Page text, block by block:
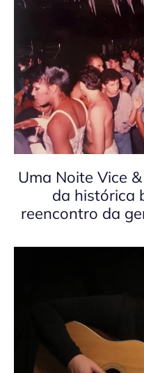
Uma Noite Vice
da histórica
reencontro da